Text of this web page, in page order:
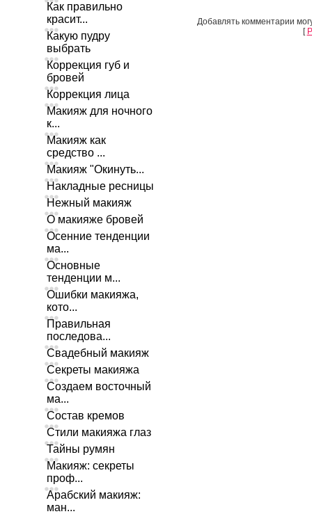
Как правильно
красит...
Какую пудру
выбрать
Коррекция губ и
бровей
Коррекция лица
Макияж для ночного
к...
Макияж как
средство ...
Макияж "Окинуть...
Накладные ресницы
Нежный макияж
О макияже бровей
Осенние тенденции
ма...
Основные
тенденции м...
Ошибки макияжа,
кото...
Правильная
последова...
Свадебный макияж
Секреты макияжа
Создаем восточный
ма...
Состав кремов
Стили макияжа глаз
Тайны румян
Макияж: секреты
проф...
Арабский макияж:
ман...
Добавлять комментарии
[